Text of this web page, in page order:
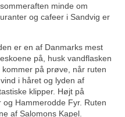
minde om
og cafeer i Sandvig er
er en af Danmarks mest
på, husk vandflasken
på prøve, når ruten
i håret og lyden af
klipper. Højt på
Hammerodde Fyr. Ruten
af Salomons Kapel.